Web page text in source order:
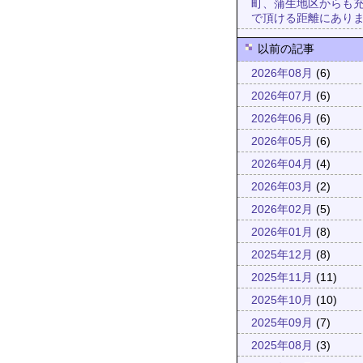
町、蒲生地区からも
で頂ける距離にあり
以前の記事
2026年08月 (6)
2026年07月 (6)
2026年06月 (6)
2026年05月 (6)
2026年04月 (4)
2026年03月 (2)
2026年02月 (5)
2026年01月 (8)
2025年12月 (8)
2025年11月 (11)
2025年10月 (10)
2025年09月 (7)
2025年08月 (3)